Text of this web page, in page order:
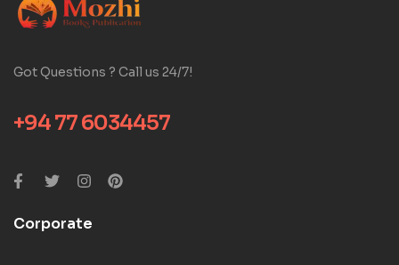
Got Questions ? Call us 24/7!
+94 77 6034457
Corporate